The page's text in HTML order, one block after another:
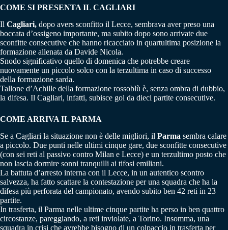
COME SI PRESENTA IL CAGLIARI
Il Cagliari, dopo avers sconfitto il Lecce, sembrava aver preso una
boccata d’ossigeno importante, ma subito dopo sono arrivate due
sconfitte consecutive che hanno ricacciato in quartultima posizione la
formazione allenata da Davide Nicola.
Snodo significativo quello di domenica che potrebbe creare
nuovamente un piccolo solco con la terzultima in caso di successo
della formazione sarda.
Tallone d’Achille della formazione rossoblù è, senza ombra di dubbio,
la difesa. Il Cagliari, infatti, subisce gol da dieci partite consecutive.
COME ARRIVA IL PARMA
Se a Cagliari la situazione non è delle migliori, il Parma sembra calare
a piccolo. Due punti nelle ultimi cinque gare, due sconfitte consecutive
(con sei reti al passivo contro Milan e Lecce) e un terzultimo posto che
non lascia dormire sonni tranquilli ai tifosi emiliani.
La battuta d’arresto interna con il Lecce, in un autentico scontro
salvezza, ha fatto scattare la contestazione per una squadra che ha la
difesa più perforata del campionato, avendo subito ben 42 reti in 23
partite.
In trasferta, il Parma nelle ultime cinque partite ha perso in ben quattro
circostanze, pareggiando, a reti inviolate, a Torino. Insomma, una
squadra in crisi che avrebbe bisogno di un colpaccio in trasferta per